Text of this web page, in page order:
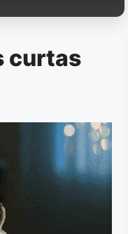
curtas